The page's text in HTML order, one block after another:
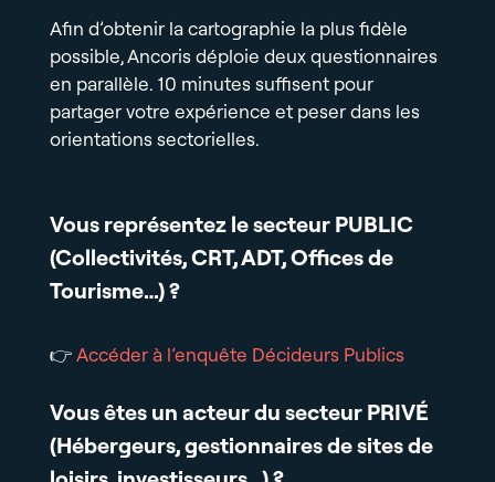
Afin d’obtenir la cartographie la plus fidèle
possible, Ancoris déploie deux questionnaires
en parallèle. 10 minutes suffisent pour
partager votre expérience et peser dans les
orientations sectorielles.
Vous représentez le secteur PUBLIC
(Collectivités, CRT, ADT, Offices de
Tourisme…) ?
👉Accéder à l’enquête Décideurs Publics
Vous êtes un acteur du secteur PRIVÉ
(Hébergeurs, gestionnaires de sites de